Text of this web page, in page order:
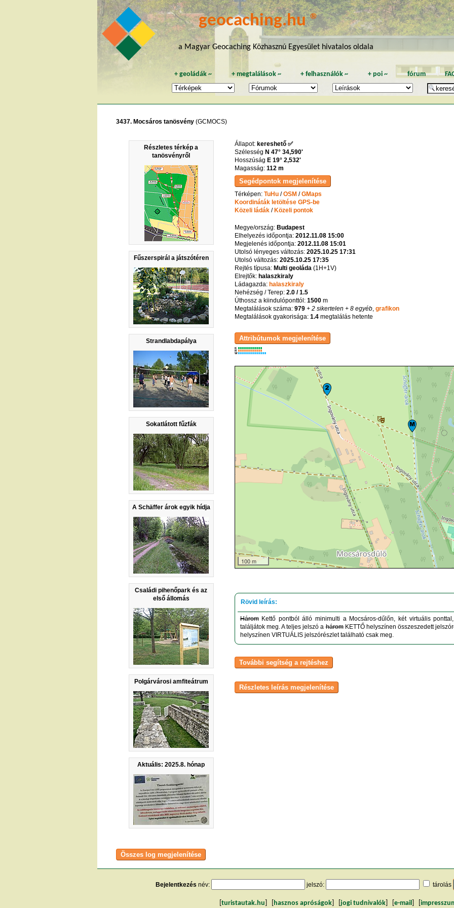
geocaching.hu ®
a Magyar Geocaching Közhasznú Egyesület hivatalos oldala
+geoládák ~ + megtalálások~ +felhasználók ~ + poi~ fórum
3437. Mocsáros tanösvény (GCMOCS)
Részletes térkép a
tanösvényről
Fűszerspirál a játszótéren
Strandlabdapálya
Sokatlátott fűzfák
A Schäffer árok egyik hídja
Családi pihenőpark és az
első állomás
Polgárvárosi amfiteátrum
Aktuális: 2025.8. hónap
Állapot: kereshető ✅
Szélesség N 47° 34,590'
Hosszúság E 19° 2,532'
Magasság: 112 m
Térképen: TuHu/OSM/GMaps
Koordináták letöltése GPS-be
Közeli ládák/Közeli pontok
Megye/ország: Budapest
Elhelyezés időpontja: 2012.11.08 15:00
Megjelenés időpontja: 2012.11.08 15:01
Utolsó lényeges változás: 2025.10.25 17:31
Utolsó változás: 2025.10.25 17:35
Rejtés típusa: Multi geoláda (1H+1V)
Elrejtők: halaszkiraly
Ládagazda: halaszkiraly
Nehézség / Terep: 2.0 / 1.5
Úthossz a kiindulóponttól: 1500m
Megtalálások száma: 979+ 2 sikertelen + 8 egyéb, grafikon
Megtalálások gyakorisága: 1.4megtalálás hetente
K
R
W
100 m
HáromKettő pontból álló minimulti a Mocsáros-dűlőn, két virtuális
találjátok meg. A teljes jelszó aháromKETTŐ helyszínen összeszedett
helyszínen VIRTUÁLIS jelszórészlet található csak meg.
Bejelentkezés név: jelszó: tárolás
turistautak.hu hasznos apróságok jogi tudnivalók e-mail